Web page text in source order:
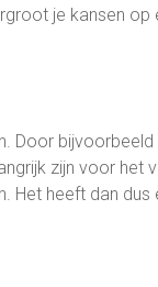
je kansen
Door
zijn voor het
Het heeft dan